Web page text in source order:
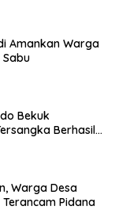
Amankan Warga
Bekuk
Berhasil
Warga Desa
Pidana